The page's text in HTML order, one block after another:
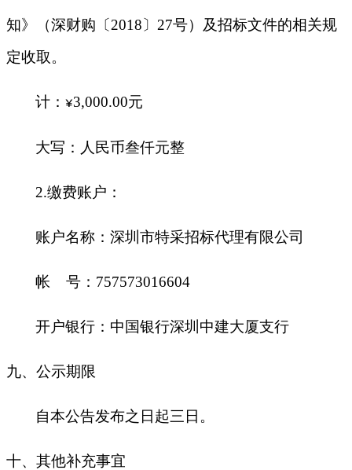
知》（深财购〔2018〕27号）及招标文件的相关规
定收取。
计： ¥3,000.00元
大写：人民币叁仟元整
2.缴费账户：
账户名称：深圳市特采招标代理有限公司
帐 号：757573016604
开户银行：中国银行深圳中建大厦支行
九、公示期限
自本公告发布之日起三日。
十、其他补充事宜